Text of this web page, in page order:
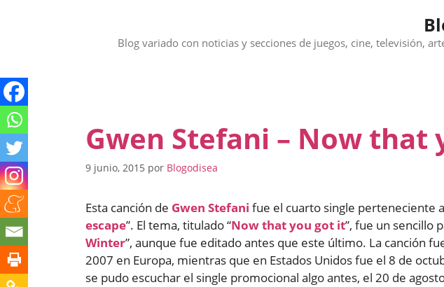
Blog variado con noticias y secciones de juegos, cine, televisión,
Gwen Stefani – Now that
9 junio, 2015 por Blogodisea
Esta canción de Gwen Stefani fue el cuarto single perteneciente
escape”. El tema, titulado “Now that you got it”, fue un sencillo
Winter”, aunque fue editado antes que este último. La canción
2007 en Europa, mientras que en Estados Unidos fue el 8 de
se pudo escuchar el single promocional algo antes, el 20 de